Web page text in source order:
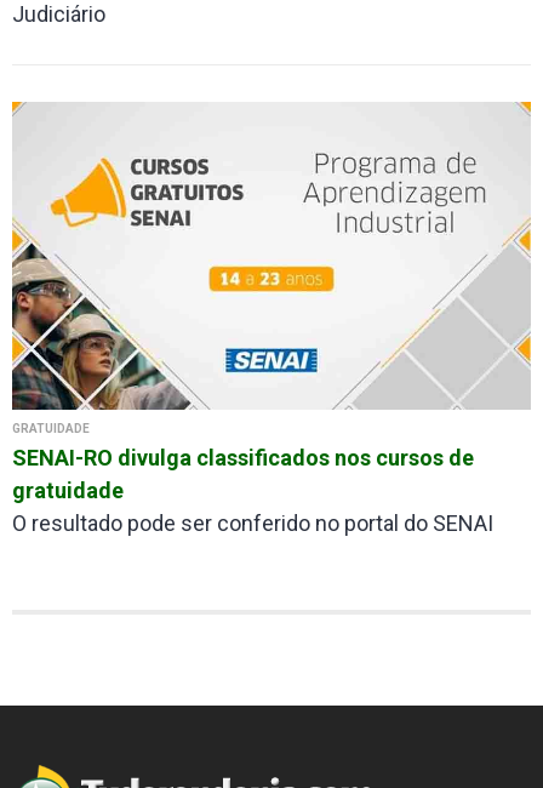
Judiciário
GRATUIDADE
SENAI-RO divulga classificados nos cursos de
gratuidade
O resultado pode ser conferido no portal do SENAI